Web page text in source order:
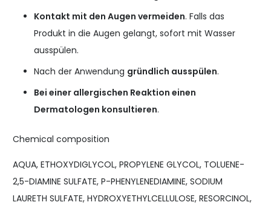
Kontakt mit den Augen vermeiden. Falls das
Produkt in die Augen gelangt, sofort mit Wasser
ausspülen.
Nach der Anwendung gründlich ausspülen.
Bei einer allergischen Reaktion einen
Dermatologen konsultieren.
Chemical composition
AQUA, ETHOXYDIGLYCOL, PROPYLENE GLYCOL, TOLUENE-
2,5-DIAMINE SULFATE, P-PHENYLENEDIAMINE, SODIUM
LAURETH SULFATE, HYDROXYETHYLCELLULOSE, RESORCINOL,